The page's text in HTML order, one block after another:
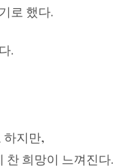
로 했다.
.
하지만,
찬 희망이 느껴진다.